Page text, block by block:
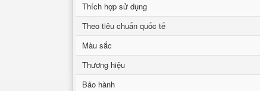
Thích hợp sử dụng
Theo tiêu chuẩn quốc tế
Màu sắc
Thương hiệu
Bảo hành